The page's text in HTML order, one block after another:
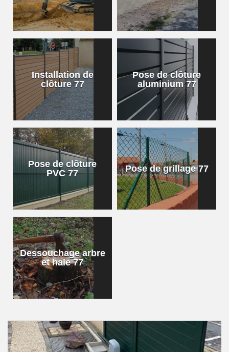
Installation de
clôture 77
Pose de clôture
aluminium 77
Pose de clôture
PVC 77
Pose de grillage 77
Dessouchage arbre
et haie 77